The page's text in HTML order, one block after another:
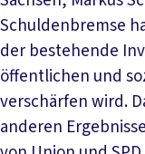
Schuldenbremse
der bestehende
öffentlichen und
verschärfen wird.
anderen